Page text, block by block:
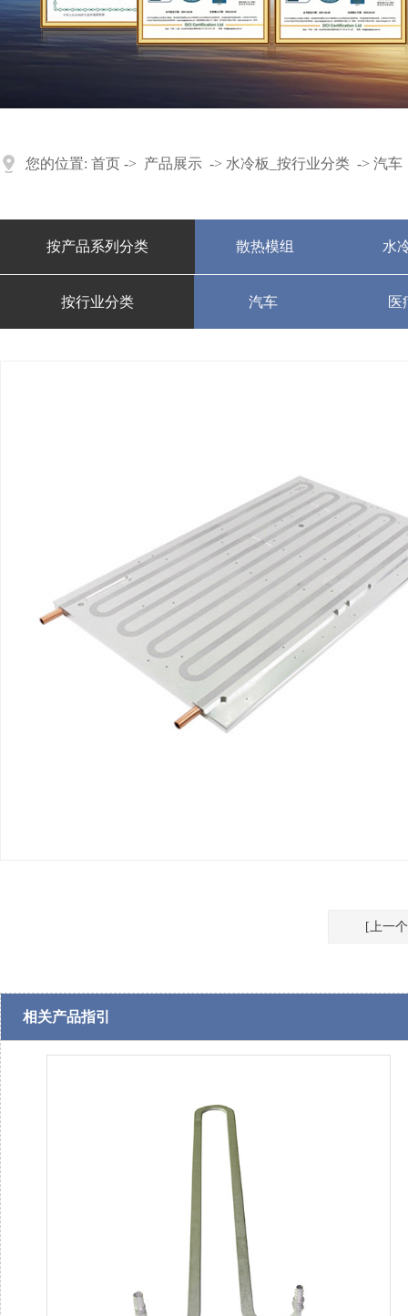
您的位置: 首页 -> 产品展示 -> 水冷板 按行业分类 -> 汽车
按产品系列分类 散热模组 水
按行业分类 汽车 医
[上一
相关产品指引